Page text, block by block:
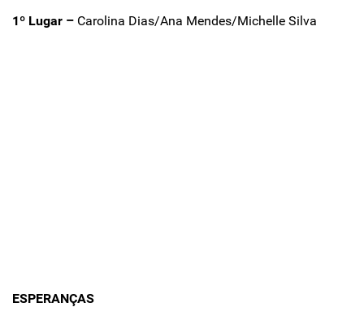
1º Lugar – Carolina Dias/Ana Mendes/Michelle Silva
ESPERANÇAS